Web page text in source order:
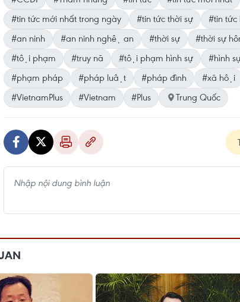
#tin tức mới nhất trong ngày
#tin tức thời sự #tin tức
#an ninh
#an ninh nghệ an #thời sự #thời sự
#tội phạm
#truy nã #tội phạm hình sự #hình
#phạm pháp
#pháp luật #pháp đình #xã hội
#VietnamPlus
#Vietnam #Plus Trung Quốc